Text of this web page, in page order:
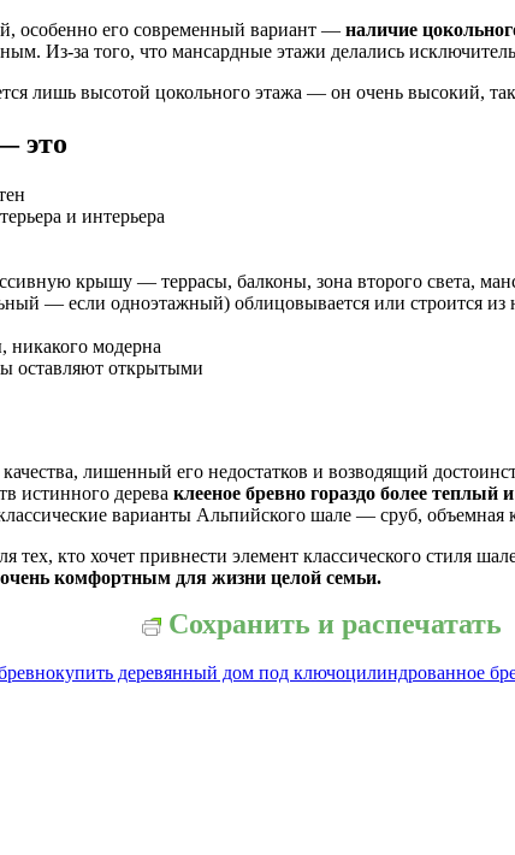
особенно его современный вариант — наличие
Из-за того, что мансардные этажи делались
лишь высотой цокольного этажа — он очень высокий,
это
и интерьера
крышу — террасы, балконы, зона второго света,
— если одноэтажный) облицовывается или строится из
никакого модерна
оставляют открытыми
лишенный его недостатков и возводящий
истинного дерева клееное бревно гораздо более
варианты Альпийского шале — сруб,
кто хочет привнести элемент классического стиля
комфортным для жизни целой семьи.
Сохранить и распечатать
купить деревянный дом под ключоцилиндрованное